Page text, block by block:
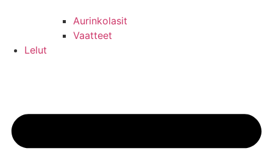
Aurinkolasit
Vaatteet
Lelut